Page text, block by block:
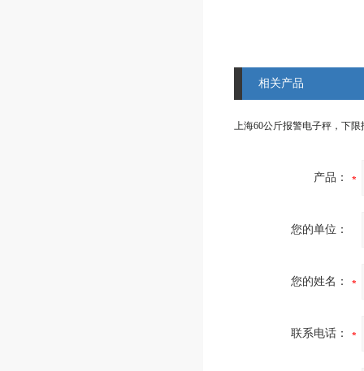
相关产品
产品：
您的单位：
您的姓名：
联系电话：